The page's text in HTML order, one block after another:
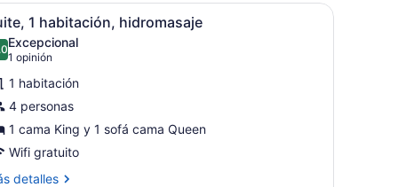
ciudad.grande, dos mesitas de noche, un buró, falda para cama verde y
Un baño con una bañera grande, un
11 1 habitación, hidromasaje
de 10
Excepcional
1 opinión
(1
opinión)
1 habitación
4 personas
1 cama King y 1 sofá cama Queen
Wifi gratuito
detalles